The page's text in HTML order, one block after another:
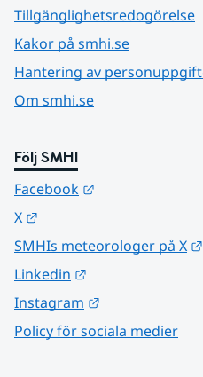
Tillgänglighetsredogörelse
Kakor på smhi.se
Hantering av
Om smhi.se
Följ SMHI
Facebook
X
SMHIs meteorologer på X
Linkedin
Instagram
Policy för sociala medier